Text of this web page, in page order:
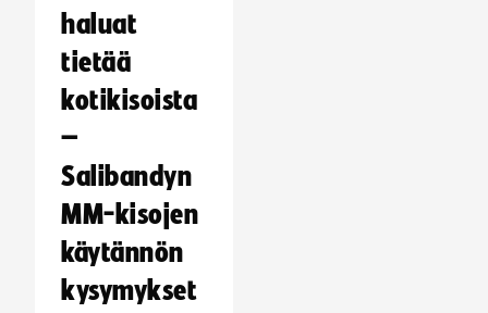
haluat
tietää
kotikisoista
–
Salibandyn
MM-kisojen
käytännön
kysymykset